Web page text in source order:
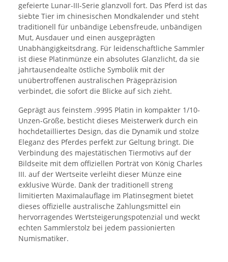
gefeierte Lunar-III-Serie glanzvoll fort. Das Pferd ist das
siebte Tier im chinesischen Mondkalender und steht
traditionell für unbändige Lebensfreude, unbändigen
Mut, Ausdauer und einen ausgeprägten
Unabhängigkeitsdrang. Für leidenschaftliche Sammler
ist diese Platinmünze ein absolutes Glanzlicht, da sie
jahrtausendealte östliche Symbolik mit der
unübertroffenen australischen Prägepräzision
verbindet, die sofort die Blicke auf sich zieht.
Geprägt aus feinstem .9995 Platin in kompakter 1/10-
Unzen-Größe, besticht dieses Meisterwerk durch ein
hochdetailliertes Design, das die Dynamik und stolze
Eleganz des Pferdes perfekt zur Geltung bringt. Die
Verbindung des majestätischen Tiermotivs auf der
Bildseite mit dem offiziellen Porträt von König Charles
III. auf der Wertseite verleiht dieser Münze eine
exklusive Würde. Dank der traditionell streng
limitierten Maximalauflage im Platinsegment bietet
dieses offizielle australische Zahlungsmittel ein
hervorragendes Wertsteigerungspotenzial und weckt
echten Sammlerstolz bei jedem passionierten
Numismatiker.